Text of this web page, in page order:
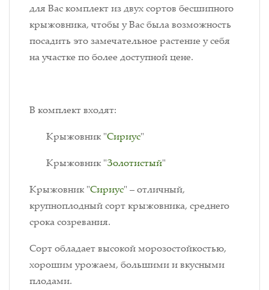
для Вас комплект из двух сортов бесшипного
крыжовника, чтобы у Вас была возможность
посадить это замечательное растение у себя
на участке по более доступной цене.
В комплект входят:
Крыжовник "Сириус"
Крыжовник "Золотистый"
Крыжовник "Сириус" – отличный,
крупноплодный сорт крыжовника, среднего
срока созревания.
Сорт обладает высокой морозостойкостью,
хорошим урожаем, большими и вкусными
плодами.